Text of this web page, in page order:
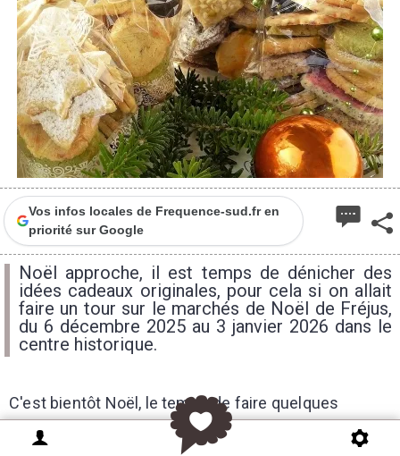
1
Vos infos locales de Frequence-sud.fr en
priorité sur Google
Noël approche, il est temps de dénicher des
idées cadeaux originales, pour cela si on allait
faire un tour sur le marchés de Noël de Fréjus,
du 6 décembre 2025 au 3 janvier 2026 dans le
centre historique.
C'est bientôt Noël, le temps de faire quelques
emplettes pour préparer le repas du Réveillon et de
penser aux cadeaux ! Pour ce faire, rien de mieux